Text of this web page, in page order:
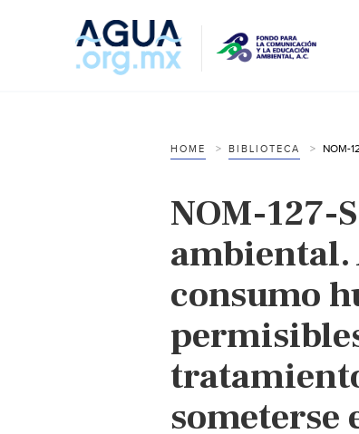
HOME BIBLIOTECA
NOM-127-
ambiental.
consumo
someterse